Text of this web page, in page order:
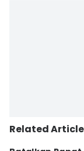
Related